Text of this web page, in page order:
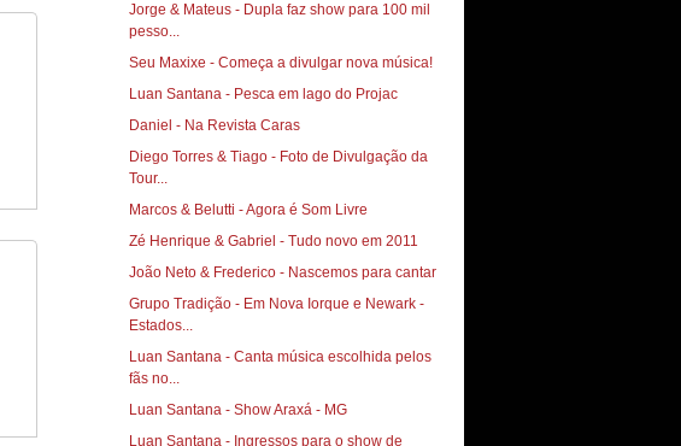
Jorge & Mateus - Dupla faz show para 100 mil
pesso...
Seu Maxixe - Começa a divulgar nova música!
Luan Santana - Pesca em lago do Projac
Daniel - Na Revista Caras
Diego Torres & Tiago‏ - Foto de Divulgação da
Tour...
Marcos & Belutti - Agora é Som Livre
Zé Henrique & Gabriel - Tudo novo em 2011
João Neto & Frederico - Nascemos para cantar
Grupo Tradição - Em Nova Iorque e Newark -
Estados...
Luan Santana - Canta música escolhida pelos
fãs no...
Luan Santana - Show Araxá - MG
Luan Santana - Ingressos para o show de